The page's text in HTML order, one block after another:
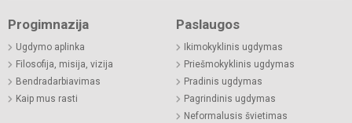
Progimnazija
Ugdymo aplinka
Filosofija, misija, vizija
Bendradarbiavimas
Kaip mus rasti
Paslaugos
Ikimokyklinis ugdymas
Priešmokyklinis ugdymas
Pradinis ugdymas
Pagrindinis ugdymas
Neformalusis švietimas